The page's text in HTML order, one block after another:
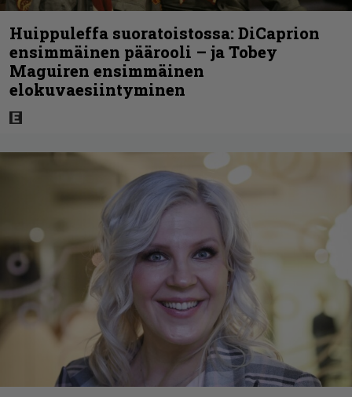
Huippuleffa suoratoistossa: DiCaprion
ensimmäinen päärooli – ja Tobey
Maguiren ensimmäinen
elokuvaesiintyminen